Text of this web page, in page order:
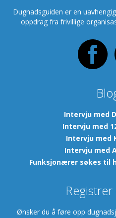
Dugnadsguiden er en
oppdrag fra frivillige
Intervju med
Intervju med
Intervju med
Intervju med
Funksjonærer søkes til
Ønsker du å føre opp